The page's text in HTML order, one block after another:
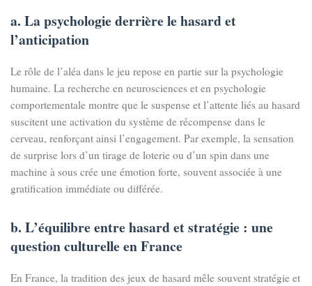
a. La psychologie derrière le hasard et
l’anticipation
Le rôle de l’aléa dans le jeu repose en partie sur la psychologie
humaine. La recherche en neurosciences et en psychologie
comportementale montre que le suspense et l’attente liés au hasard
suscitent une activation du système de récompense dans le
cerveau, renforçant ainsi l’engagement. Par exemple, la sensation
de surprise lors d’un tirage de loterie ou d’un spin dans une
machine à sous crée une émotion forte, souvent associée à une
gratification immédiate ou différée.
b. L’équilibre entre hasard et stratégie : une
question culturelle en France
En France, la tradition des jeux de hasard mêle souvent stratégie et